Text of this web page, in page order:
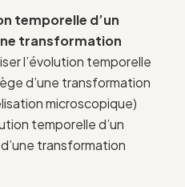
temporelle d’un
transformation
l’évolution temporelle
d’une transformation
microscopique)
temporelle d’un
transformation